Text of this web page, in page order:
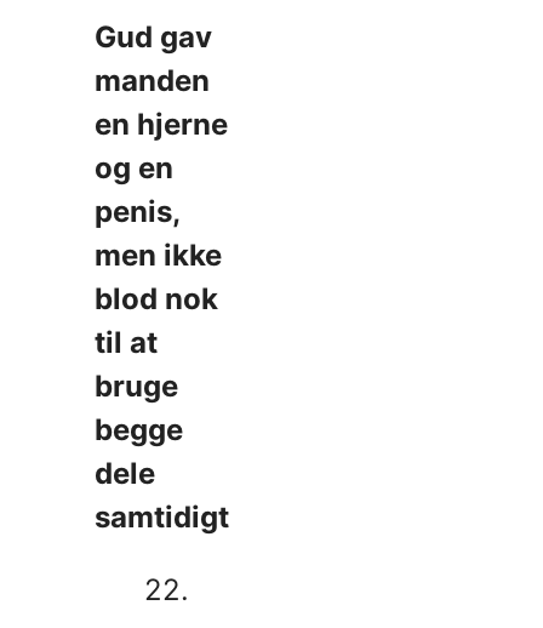
Gud gav
manden
en hjerne
og en
penis,
men ikke
blod nok
til at
bruge
begge
dele
samtidigt
22.